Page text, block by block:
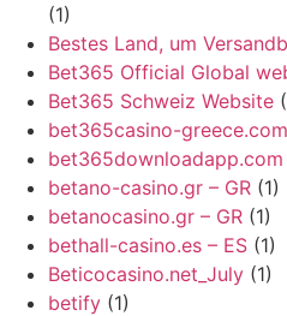
(1)
Bestes Land, um
Bet365 Official Global
Bet365 Schweiz Website
bet365casino-
bet365downloadapp.com
betano-casino.gr – GR (1)
betanocasino.gr – GR (1)
bethall-casino.es – ES (1)
Beticocasino.net_July (1)
betify (1)